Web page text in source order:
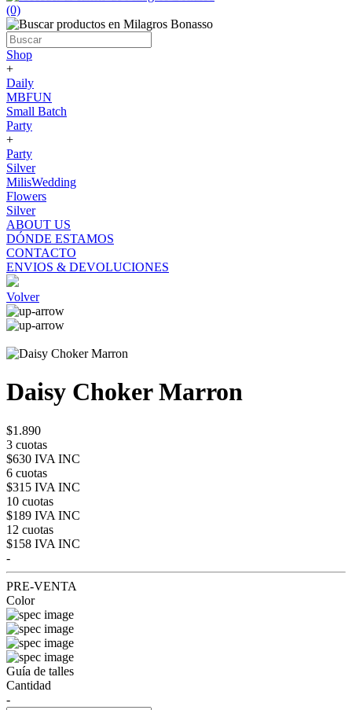
(0)
Shop
+
Daily
MBFUN
Small Batch
Party
+
Party
Silver
MilisWedding
Flowers
Silver
ABOUT US
DÓNDE ESTAMOS
CONTACTO
ENVIOS & DEVOLUCIONES
Volver
Daisy Choker Marron
$1.890
3 cuotas
$630 IVA INC
6 cuotas
$315 IVA INC
10 cuotas
$189 IVA INC
12 cuotas
$158 IVA INC
-
PRE-VENTA
Color
Guía de talles
Cantidad
-